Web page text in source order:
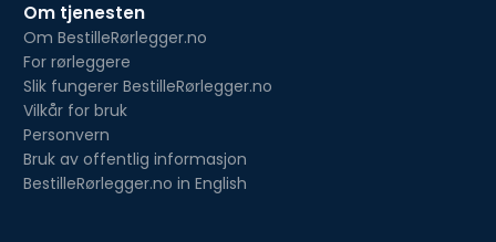
Om tjenesten
Om BestilleRørlegger.no
For rørleggere
Slik fungerer BestilleRørlegger.no
Vilkår for bruk
Personvern
Bruk av offentlig informasjon
BestilleRørlegger.no in English